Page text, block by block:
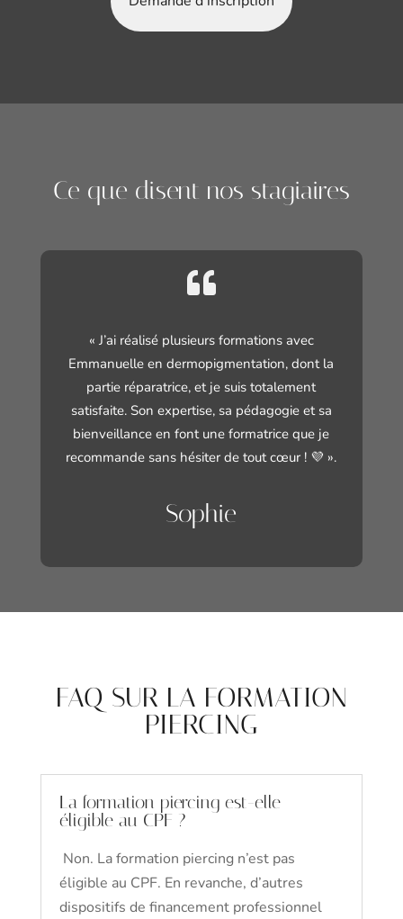
Ce que disent nos stagiaires

« J’ai réalisé plusieurs formations avec
Emmanuelle en dermopigmentation, dont la
partie réparatrice, et je suis totalement
satisfaite. Son expertise, sa pédagogie et sa
bienveillance en font une formatrice que je
recommande sans hésiter de tout cœur ! 💜 ».
Sophie
FAQ SUR LA FORMATION
PIERCING
La formation piercing est-elle
éligible au CPF ?
Non. La formation piercing n’est pas
éligible au CPF. En revanche, d’autres
dispositifs de financement professionnel